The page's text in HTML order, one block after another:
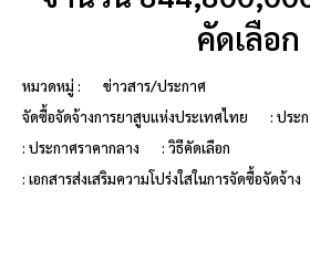
คัดเลือก
หมวดหมู่ :
ข่าวสาร/ประกาศ
จัดซื้อจัดจ้างการยาสูบแห่งประเทศไทย
: ประ
: ประกาศราคากลาง
: วิธีคัดเลือก
: เอกสารส่งเสริมความโปร่งใสในการจัดซื้อจัดจ้าง